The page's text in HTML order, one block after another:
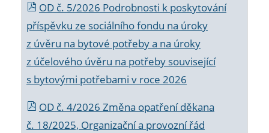
OD č. 5/2026 Podrobnosti k poskytování
příspěvku ze sociálního fondu na úroky
z úvěru na bytové potřeby a na úroky
z účelového úvěru na potřeby související
s bytovými potřebami v roce 2026
OD č. 4/2026 Změna opatření děkana
č. 18/2025, Organizační a provozní řád